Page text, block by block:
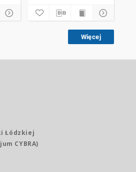
Więcej
Łódzkiej
CYBRA)